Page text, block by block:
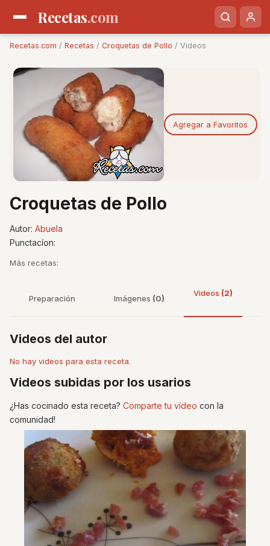
Recetas.com
Recetas.com / Recetas / Croquetas de Pollo / Videos
Agregar a Favoritos
Croquetas de Pollo
Autor: Abuela
Punctacíon:
Más recetas:
Preparación Imágenes (0)
Videos (2)
Videos del autor
No hay videos para esta receta.
Videos subidas por los usarios
¿Has cocinado esta receta? Comparte tu vídeo con la
comunidad!